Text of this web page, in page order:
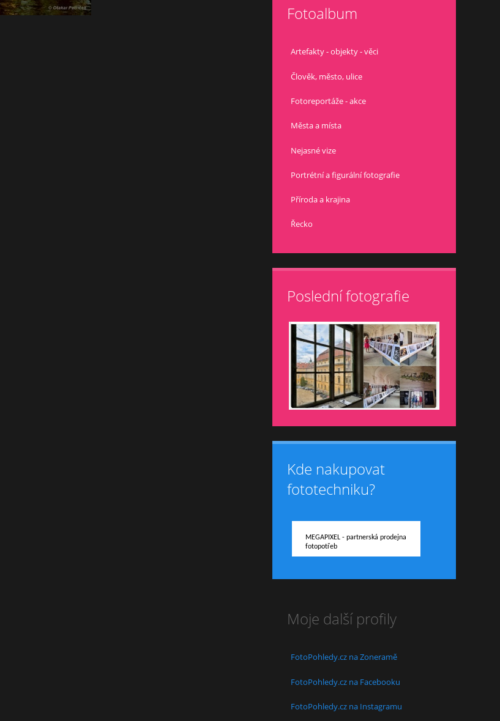
Fotoalbum
Artefakty - objekty - věci
Člověk, město, ulice
Fotoreportáže - akce
Města a místa
Nejasné vize
Portrétní a figurální fotografie
Příroda a krajina
Řecko
Poslední fotografie
Kde nakupovat
fototechniku?
MEGAPIXEL - partnerská prodejna
fotopotřeb
Moje další profily
FotoPohledy.cz na Zoneramě
FotoPohledy.cz na Facebooku
FotoPohledy.cz na Instagramu